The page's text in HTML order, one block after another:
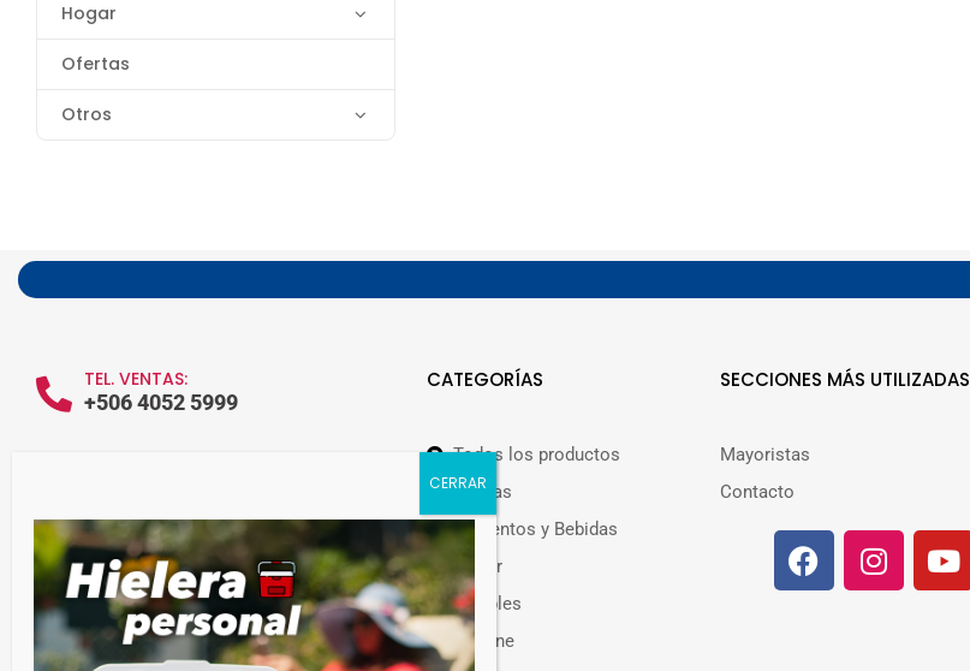
Hogar
Ofertas
Otros
TEL. VENTAS:
+506 4052 5999
Guateplast Costa Rica.
Fabricante y distribuidor de productos
CATEGORÍAS
Todos los productos
Ofertas
Alimentos y Bebidas
Hogar
Muebles
Higiene
SECCIONES MÁS UTILIZADAS
Mayoristas
Contacto